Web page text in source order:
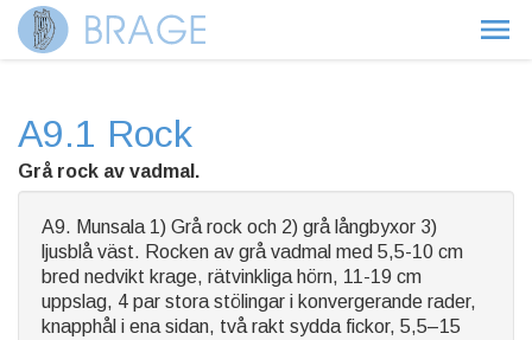
A9.1 Rock
Grå rock av vadmal.
A9. Munsala 1) Grå rock och 2) grå långbyxor 3)
ljusblå väst. Rocken av grå vadmal med 5,5-10 cm
bred nedvikt krage, rätvinkliga hörn, 11-19 cm
uppslag, 4 par stora stölingar i konvergerande rader,
knapphål i ena sidan, två rakt sydda fickor, 5,5–15